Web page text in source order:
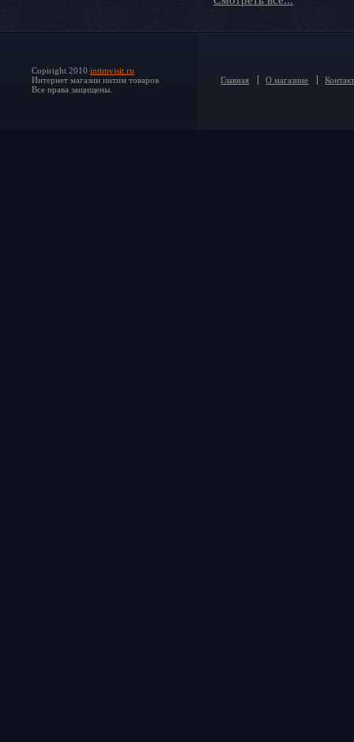
Copiright 2010 intimvisit.ru
Интернет магазин интим товаров
Все права защищены.
Главная О магазине